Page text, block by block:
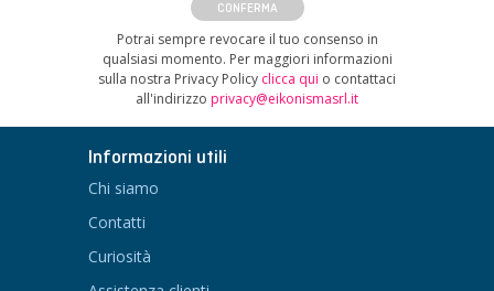
CONFERMA
Potrai sempre revocare il tuo consenso in
qualsiasi momento. Per maggiori informazioni
sulla nostra Privacy Policy clicca qui o contattaci
all'indirizzo privacy@eikonismasrl.it
Informazioni utili
Chi siamo
Contatti
Curiosità